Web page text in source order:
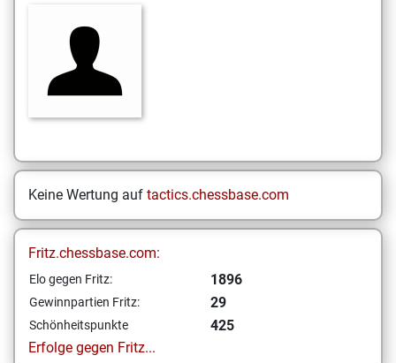
Keine Wertung auf tactics.chessbase.com
Fritz.chessbase.com:
Elo gegen Fritz: 1896
Gewinnpartien Fritz: 29
Schönheitspunkte
425
Erfolge gegen Fritz...